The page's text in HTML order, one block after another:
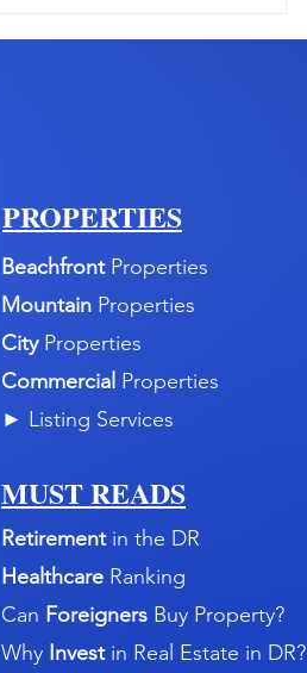
PROPERTIES
Beachfront Properties
Mountain Properties
City Properties
Commercial Properties
► Listing Services
MUST READS
Retirement in the DR
Healthcare Ranking
Can Foreigners Buy Property?
Why Invest in Real Estate in DR?